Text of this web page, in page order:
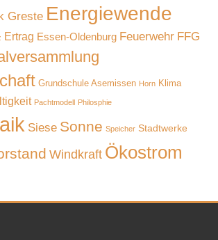
Greste Energiewende
Ertrag Essen-Oldenburg Feuerwehr FFG
Grundschule Asemissen Horn Klima
Pachtmodell Philosphie
Siese Sonne Speicher Stadtwerke
Windkraft Ökostrom